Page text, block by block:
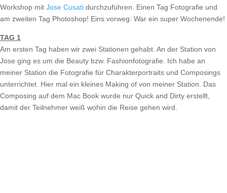
Workshop mit Jose Cusati durchzuführen. Einen Tag Fotografie und
am zweiten Tag Photoshop! Eins vorweg: War ein super Wochenende!
TAG 1
Am ersten Tag haben wir zwei Stationen gehabt. An der Station von
Jose ging es um die Beauty bzw. Fashionfotografie. Ich habe an
meiner Station die Fotografie für Charakterportraits und Composings
unterrichtet. Hier mal ein kleines Making of von meiner Station. Das
Composing auf dem Mac Book wurde nur Quick and Dirty erstellt,
damit der Teilnehmer weiß wohin die Reise gehen wird.